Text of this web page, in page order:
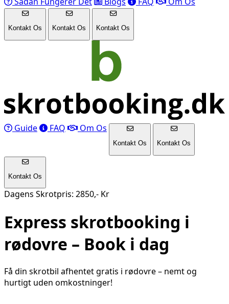
Kontakt Os Kontakt Os Kontakt Os
Guide FAQ Om Os
Kontakt Os Kontakt Os
Kontakt Os
Dagens Skrotpris: 2850,- Kr
Express skrotbooking i
rødovre – Book i dag
Få din skrotbil afhentet gratis i rødovre– nemt og
hurtigt uden omkostninger!